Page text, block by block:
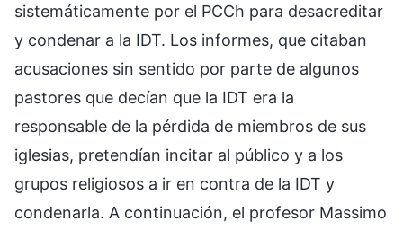
sistemáticamente por el PCCh para desacreditar
y condenar a la IDT. Los informes, que citaban
acusaciones sin sentido por parte de algunos
pastores que decían que la IDT era la
responsable de la pérdida de miembros de sus
iglesias, pretendían incitar al público y a los
grupos religiosos a ir en contra de la IDT y
condenarla. A continuación, el profesor Massimo